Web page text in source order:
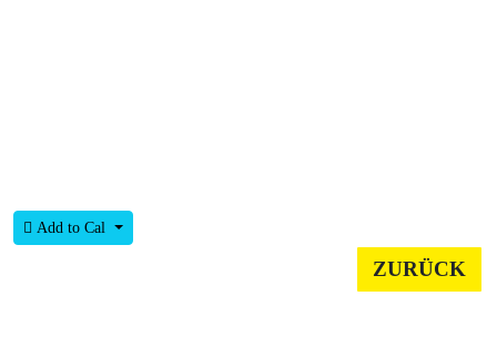
Add to Cal
ZURÜCK